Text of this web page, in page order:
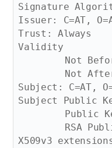
Signature
Issuer: C=AT,
Trust: Always
Validity
Subject: C=AT,
Subject Public
X509v3